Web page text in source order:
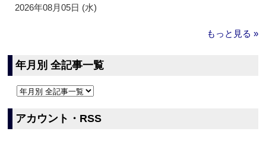
2026年08月05日 (水)
もっと見る »
年月別 全記事一覧
アカウント・RSS